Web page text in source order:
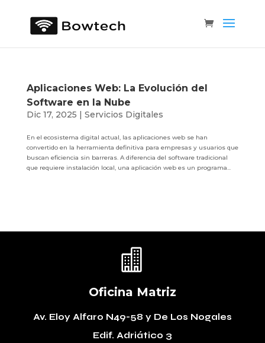
Aplicaciones Web: La Evolución del
Software en la Nube
Dic 17, 2025 | Servicios Digitales
En el ecosistema digital actual, las aplicaciones web se han
convertido en la herramienta definitiva para empresas y usuarios que
buscan eficiencia sin barreras. A diferencia del software tradicional
que requiere instalación local, una aplicación web es un programa...

Oficina Matriz
Av. Eloy Alfaro N49-58 y De Los Nogales
Edif. Adriático 3